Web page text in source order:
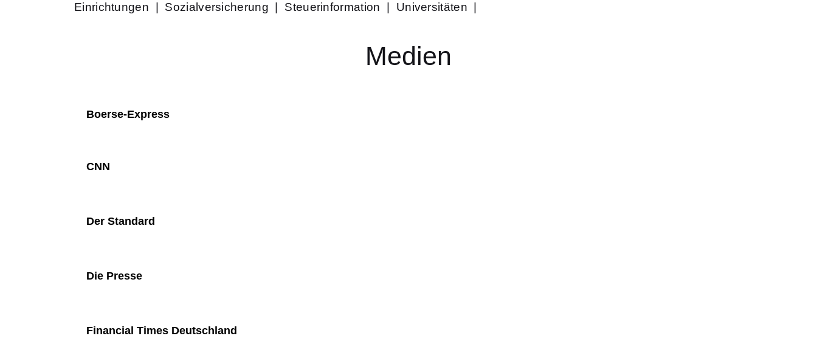
Einrichtungen
Sozialversicherung Steuerinformation Universitäten
Medien
Boerse-Express
CNN
Der Standard
Die Presse
Financial Times Deutschland